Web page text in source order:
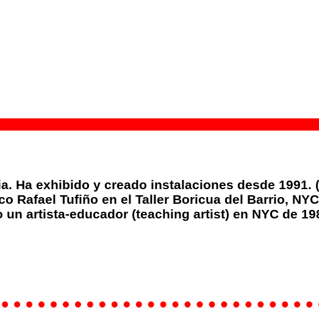
Ha exhibido y creado instalaciones desde 1991.
Rafael Tufiño en el Taller Boricua del Barrio,
artista-educador (teaching artist) en NYC de